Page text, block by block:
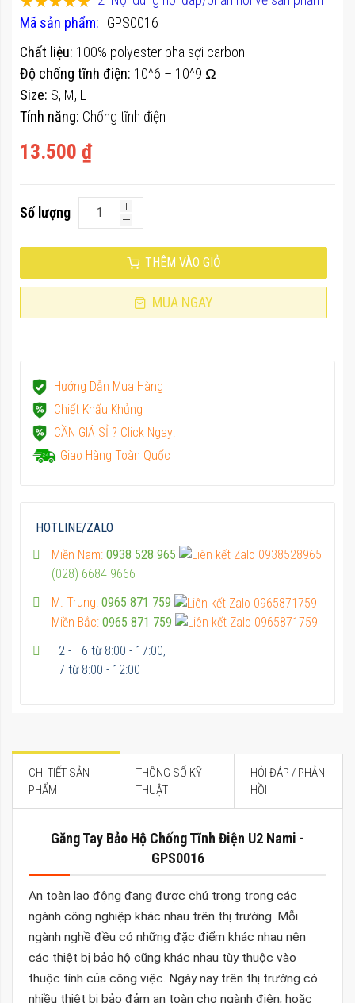
thư
viện
hình
ảnh
Mã sản phẩm GPS0016
100
% of100
13.500 ₫
Chất liệu: 100% polyester pha sợi carbon
Độ chống tĩnh điện: 10^6 – 10^9 Ω
Size: S, M, L
Tính năng: Chống tĩnh điện
Số lượng
THÊM VÀO GIỎ
MUA NGAY
Hướng Dẫn Mua Hàng
Chiết Khấu Khủng
CẦN GIÁ SỈ ? Click Ngay!
Giao Hàng Toàn Quốc
HOTLINE/ZALO
Miền Nam: 0938 528 965
(028) 6684 9666
M. Trung: 0965 871 759
Miền Bắc: 0965 871 759
T2 - T6 từ 8:00 - 17:00,
T7 từ 8:00 - 12:00
CHI TIẾT SẢN
PHẨM
THÔNG SỐ KỸ
THUẬT
HỎI ĐÁP / PHẢN
HỒI
Găng Tay Bảo Hộ Chống Tĩnh Điện U2 Nami -
GPS0016
An toàn lao động đang được chú trọng trong các
ngành công nghiệp khác nhau trên thị trường. Mỗi
ngành nghề đều có những đặc điểm khác nhau nên
các thiệt bị bảo hộ cũng khác nhau tùy thuộc vào
thuộc tính của công việc. Ngày nay trên thị trường có
nhiều thiệt bị bảo đảm an toàn cho ngành điện, hoặc